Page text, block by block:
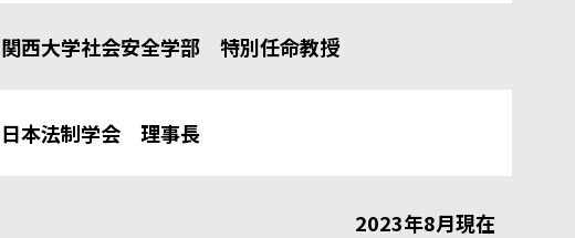
関西大学社会安全学部 特別任命教授
日本法制学会 理事長
2023年8月現在